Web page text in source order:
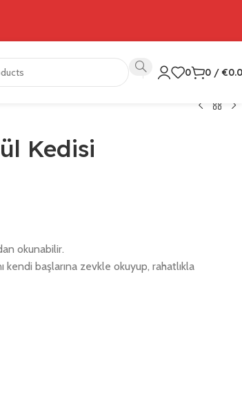
0 0 / €
Kedisi
okunabilir.
kendi başlarına zevkle okuyup, rahatlıkla